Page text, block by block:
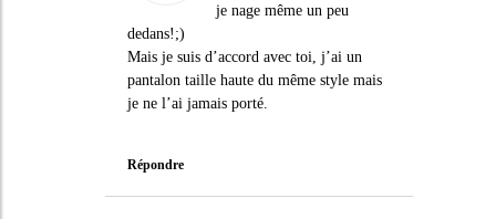
je nage même un peu
dedans!;)
Mais je suis d’accord avec toi, j’ai un
pantalon taille haute du même style mais
je ne l’ai jamais porté.
Répondre